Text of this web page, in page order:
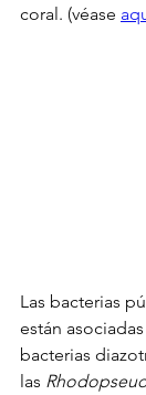
coral. (véase
Las bacterias
están
bacterias
las